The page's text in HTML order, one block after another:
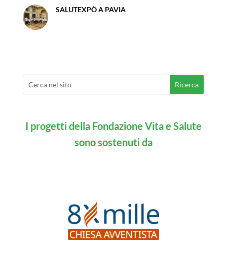
SALUTEXPÒ A PAVIA
I progetti della Fondazione Vita e Salute
sono sostenuti da